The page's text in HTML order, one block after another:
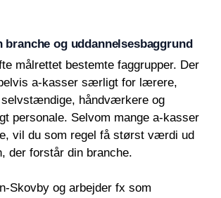
branche og uddannelsesbaggrund
målrettet bestemte faggrupper. Der
a-kasser særligt for lærere,
selvstændige, håndværkere og
personale. Selvom mange a-kasser
vil du som regel få størst værdi ud
der forstår din branche.
Skovby og arbejder fx som